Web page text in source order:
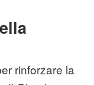
rinforzare la